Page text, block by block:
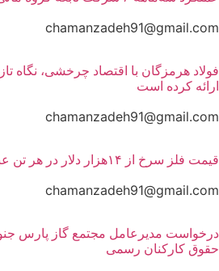
chamanzadeh91@gmail.com
فولاد هرمزگان با اقتصاد چرخشی، نگاه
ارائه کرده است
chamanzadeh91@gmail.com
قیمت فلز سرخ از ۱۴هزار دلار در هر تن عبور کرد
chamanzadeh91@gmail.com
درخواست مدیرعامل مجتمع گاز پارس
حقوق کارکنان رسمی